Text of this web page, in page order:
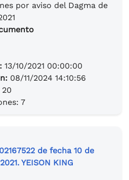
por aviso del Dagma de
13/10/2021 00:00:00
08/11/2024 14:10:56
20
7
de fecha 10 de
YEISON KING